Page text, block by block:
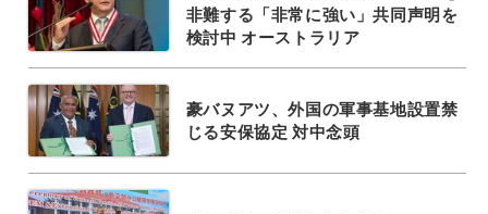
非難する「非常に強い」共同声明を
検討中 オーストラリア
豪バヌアツ、外国の軍事基地設置禁
じる安保協定 対中念頭